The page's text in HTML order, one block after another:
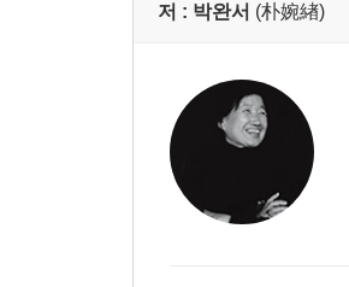
저 : 박완서 (朴婉緖)